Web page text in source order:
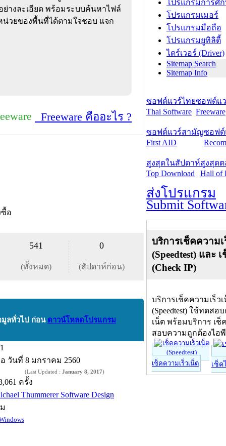
ย่างละเอียด พร้อมระบบค้นหาไฟล์
วยของพื้นที่ได้ตามใจชอบ แจก
Freeware คืออะไร ?
ซื้อ
541
(ทั้งหมด)
0
(สัปดาห์ก่อน)
ลทั่วไป ก่อน ดาวน์โหลดโปรแกรม
วันที่ 8 มกราคม 2560
(Last Updated : January 8, 2017)
ครั้ง
Thummerer Software Design
โปรแกรมการศึ
โปรแกรมเมอร์
โปรแกรมมือถือ
โปรแกรมยูทิลิตี้
ไดร์เวอร์ (Driver)
Sitemap Search
Sitemap Info
ซอฟต์แวร์ไทย
Thai Software
ซอฟต์แ
Freeware
ซอฟต์แวร์สามัญ
First AID
ซอฟต์
สูงสุดในสัปดาห์
Top Download
สูงสุด
Hall of
ส่งโปรแกรม
Submit
บริการเช็คความเ
(Speedtest) และ
(Check IP)
บริการเช็คความเร็ว
(Speedtest) ใช้ทดสอ
เน็ต พร้อมบริการ เช็
สอบความถูกต้องไอ
เช็คความเร็วเน็ต เช็ค